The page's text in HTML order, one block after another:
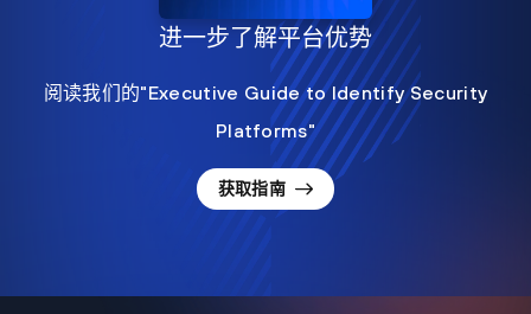
进一步了解平台优势
阅读我们的"Executive Guide to Identify Security
Platforms"
获取指南